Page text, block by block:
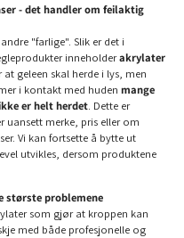
- det handler om feilaktig
"farlige". Slik er det i
inneholderakrylater
geleen skal herde i lys, men
i kontakt med huden mange
er helt herdet. Dette er
uansett merke, pris eller om
Vi kan fortsette å bytte ut
utvikles, dersom produktene
største problemene
som gjør at kroppen kan
med både profesjonelle og